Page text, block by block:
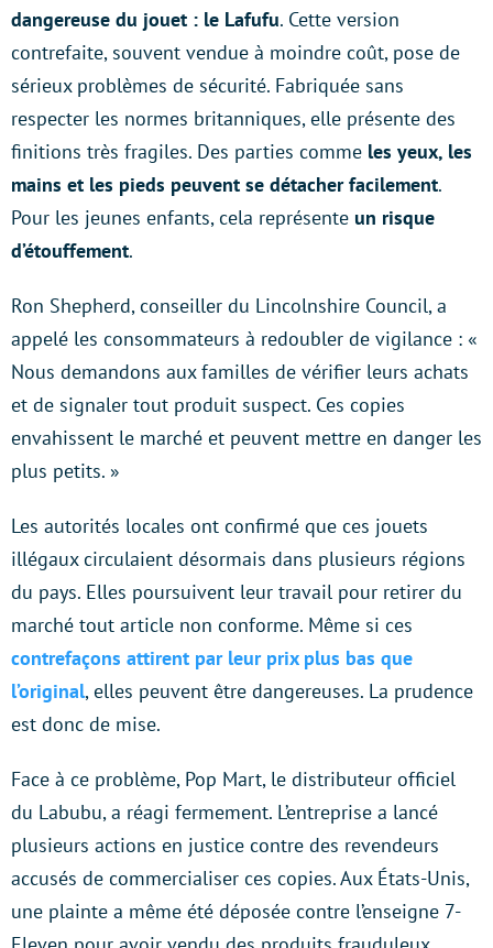
dangereuse du jouet : le Lafufu. Cette version
contrefaite, souvent vendue à moindre coût, pose de
sérieux problèmes de sécurité. Fabriquée sans
respecter les normes britanniques, elle présente des
finitions très fragiles. Des parties comme les yeux, les
mains et les pieds peuvent se détacher facilement.
Pour les jeunes enfants, cela représente un risque
d’étouffement.
Ron Shepherd, conseiller du Lincolnshire Council, a
appelé les consommateurs à redoubler de vigilance : «
Nous demandons aux familles de vérifier leurs achats
et de signaler tout produit suspect. Ces copies
envahissent le marché et peuvent mettre en danger les
plus petits. »
Les autorités locales ont confirmé que ces jouets
illégaux circulaient désormais dans plusieurs régions
du pays. Elles poursuivent leur travail pour retirer du
marché tout article non conforme. Même si ces
contrefaçons attirent par leur prix plus bas que
l’original, elles peuvent être dangereuses. La prudence
est donc de mise.
Face à ce problème, Pop Mart, le distributeur officiel
du Labubu, a réagi fermement. L’entreprise a lancé
plusieurs actions en justice contre des revendeurs
accusés de commercialiser ces copies. Aux États-Unis,
une plainte a même été déposée contre l’enseigne 7-